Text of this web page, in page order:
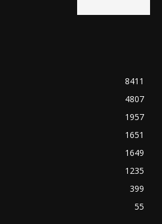
8411
4807
1957
1651
1649
1235
399
55